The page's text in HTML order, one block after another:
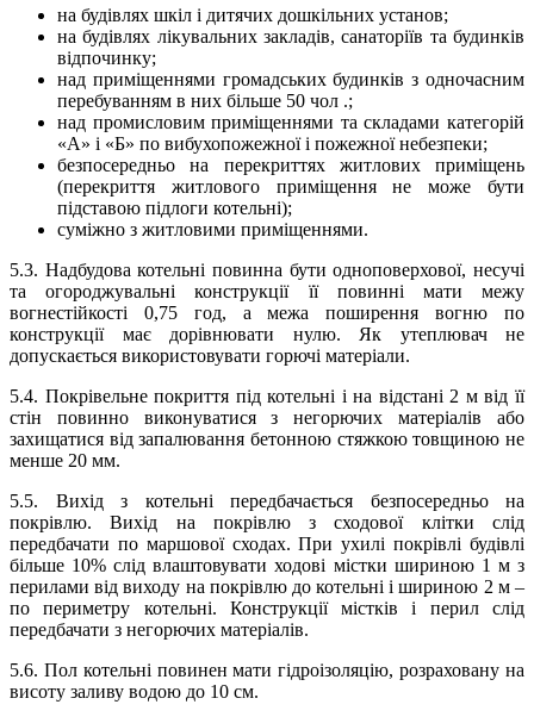
на будівлях шкіл і дитячих дошкільних установ;
на будівлях лікувальних закладів, санаторіїв та будинків
відпочинку;
над приміщеннями громадських будинків з одночасним
перебуванням в них більше 50 чол .;
над промисловим приміщеннями та складами категорій
«А» і «Б» по вибухопожежної і пожежної небезпеки;
безпосередньо на перекриттях житлових приміщень
(перекриття житлового приміщення не може бути
підставою підлоги котельні);
суміжно з житловими приміщеннями.
5.3. Надбудова котельні повинна бути одноповерхової, несучі
та огороджувальні конструкції її повинні мати межу
вогнестійкості 0,75 год, а межа поширення вогню по
конструкції має дорівнювати нулю. Як утеплювач не
допускається використовувати горючі матеріали.
5.4. Покрівельне покриття під котельні і на відстані 2 м від її
стін повинно виконуватися з негорючих матеріалів або
захищатися від запалювання бетонною стяжкою товщиною не
менше 20 мм.
5.5. Вихід з котельні передбачається безпосередньо на
покрівлю. Вихід на покрівлю з сходової клітки слід
передбачати по маршової сходах. При ухилі покрівлі будівлі
більше 10% слід влаштовувати ходові містки шириною 1 м з
перилами від виходу на покрівлю до котельні і шириною 2 м –
по периметру котельні. Конструкції містків і перил слід
передбачати з негорючих матеріалів.
5.6. Пол котельні повинен мати гідроізоляцію, розраховану на
висоту заливу водою до 10 см.